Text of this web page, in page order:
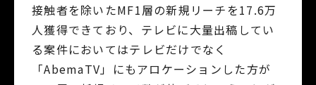
接触者を除いたMF1層の新規リーチを17.6万
人獲得できており、テレビに大量出稿してい
る案件においてはテレビだけでなく
「AbemaTV」にもアロケーションした方が